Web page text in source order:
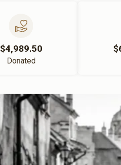
$4,989.50
Donated